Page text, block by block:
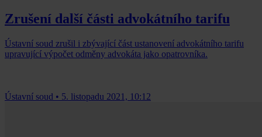
Zrušení další části advokátního tarifu
Ústavní soud zrušil i zbývající část ustanovení advokátního tarifu
upravující výpočet odměny advokáta jako opatrovníka.
Ústavní soud • 5. listopadu 2021, 10:12